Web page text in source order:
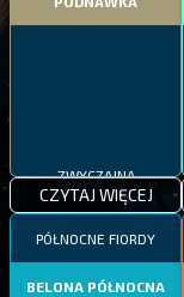
CZYTAJ WIĘCEJ
PÓŁNOCNE FIORDY
BELONA PÓŁNOCNA